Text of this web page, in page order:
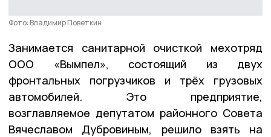
Фото: Владимир Поветкин
Занимается санитарной очисткой мехотряд
ООО «Вымпел», состоящий из двух
фронтальных погрузчиков и трёх грузовых
автомобилей. Это предприятие,
возглавляемое депутатом районного Совета
Вячеславом Дубровиным, решило взять на